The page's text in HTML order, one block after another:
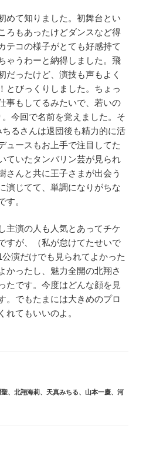
めて知りました。初舞台とい
ろもあったけどダンスなど得
テコの様子がとても好感持て
ゃうわーと納得しました。飛
だったけど、演技も声もよく
とびっくりしました。ちょっ
事もしてるみたいで、若いの
。今回で名前を覚えました。そ
ちるさんは退団後も精力的に活
ュースもお上手で注目してた
ていたタンバリン芸が見られ
さんと共に王子さまが出会う
演じてて、単調になりがちな
す。
主演の人も人気とあってチケ
すが、（私が怠けてたせいで
公演だけでも見られてよかった
かったし、魅力全開の北翔さ
たです。今度はどんな顔を見
。でもたまには大きめのプロ
れてもいいのよ。
、 北翔海莉、 天真みちる、 山本一慶、 河